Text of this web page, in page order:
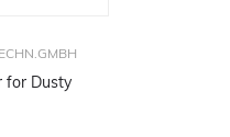
for Dusty